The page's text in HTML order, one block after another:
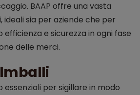
BAAP offre una vasta
ideali sia per aziende che per
efficienza e sicurezza in ogni fase
delle merci.
essenziali per sigillare in modo